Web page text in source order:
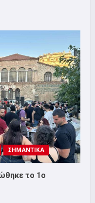
ΣΗΜΑΝΤΙΚΑ
το 1ο